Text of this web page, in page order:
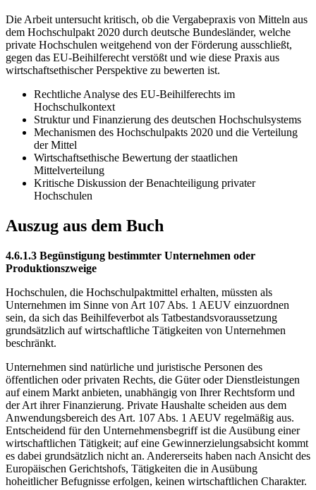
Die Arbeit untersucht kritisch, ob die Vergabepraxis von Mitteln aus
dem Hochschulpakt 2020 durch deutsche Bundesländer, welche
private Hochschulen weitgehend von der Förderung ausschließt,
gegen das EU-Beihilferecht verstößt und wie diese Praxis aus
wirtschaftsethischer Perspektive zu bewerten ist.
Rechtliche Analyse des EU-Beihilferechts im
Hochschulkontext
Struktur und Finanzierung des deutschen Hochschulsystems
Mechanismen des Hochschulpakts 2020 und die Verteilung
der Mittel
Wirtschaftsethische Bewertung der staatlichen
Mittelverteilung
Kritische Diskussion der Benachteiligung privater
Hochschulen
Auszug aus dem Buch
4.6.1.3 Begünstigung bestimmter Unternehmen oder
Produktionszweige
Hochschulen, die Hochschulpaktmittel erhalten, müssten als
Unternehmen im Sinne von Art 107 Abs. 1 AEUV einzuordnen
sein, da sich das Beihilfeverbot als Tatbestandsvoraussetzung
grundsätzlich auf wirtschaftliche Tätigkeiten von Unternehmen
beschränkt.
Unternehmen sind natürliche und juristische Personen des
öffentlichen oder privaten Rechts, die Güter oder Dienstleistungen
auf einem Markt anbieten, unabhängig von Ihrer Rechtsform und
der Art ihrer Finanzierung. Private Haushalte scheiden aus dem
Anwendungsbereich des Art. 107 Abs. 1 AEUV regelmäßig aus.
Entscheidend für den Unternehmensbegriff ist die Ausübung einer
wirtschaftlichen Tätigkeit; auf eine Gewinnerzielungsabsicht kommt
es dabei grundsätzlich nicht an. Andererseits haben nach Ansicht des
Europäischen Gerichtshofs, Tätigkeiten die in Ausübung
hoheitlicher Befugnisse erfolgen, keinen wirtschaftlichen Charakter.